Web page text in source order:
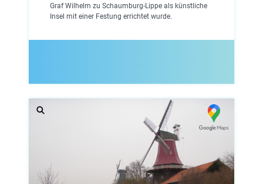
Graf Wilhelm zu Schaumburg-Lippe als künstliche
Insel mit einer Festung errichtet wurde.